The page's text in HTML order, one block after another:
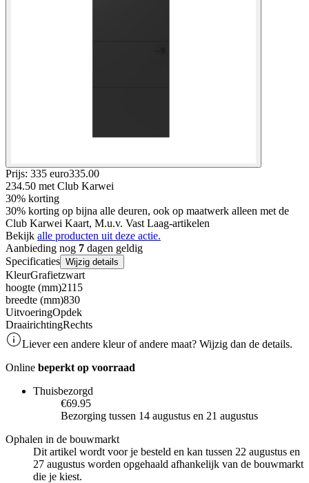
Prijs: 335 euro335.00
234.50 met Club Karwei
30% korting
30% korting op bijna alle deuren, ook op maatwerk alleen met de
Club Karwei Kaart, M.u.v. Vast Laag-artikelen
Bekijk alle producten uit deze actie.
Aanbieding nog 7 dagen geldig
Specificaties Wijzig details
KleurGrafietzwart
hoogte (mm)2115
breedte (mm)830
UitvoeringOpdek
DraairichtingRechts
Liever een andere kleur of andere maat? Wijzig dan de details.
Online beperkt op voorraad
Thuisbezorgd
€69.95
Bezorging tussen 14 augustus en 21 augustus
Ophalen in de bouwmarkt
Dit artikel wordt voor je besteld en kan tussen 22 augustus en
27 augustus worden opgehaald afhankelijk van de bouwmarkt
die je kiest.